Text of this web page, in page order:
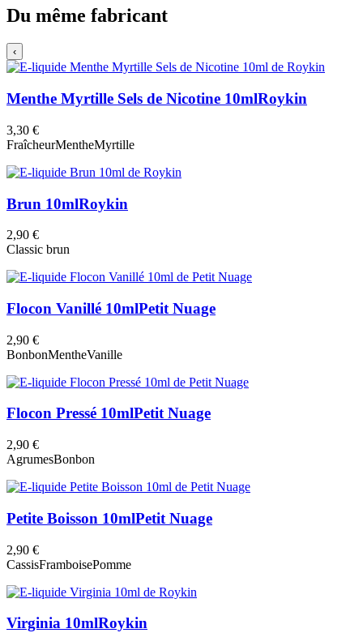
Du même fabricant
‹
Menthe Myrtille Sels de Nicotine 10mlRoykin
3,30 €
FraîcheurMentheMyrtille
Brun 10mlRoykin
2,90 €
Classic brun
Flocon Vanillé 10mlPetit Nuage
2,90 €
BonbonMentheVanille
Flocon Pressé 10mlPetit Nuage
2,90 €
AgrumesBonbon
Petite Boisson 10mlPetit Nuage
2,90 €
CassisFramboisePomme
Virginia 10mlRoykin